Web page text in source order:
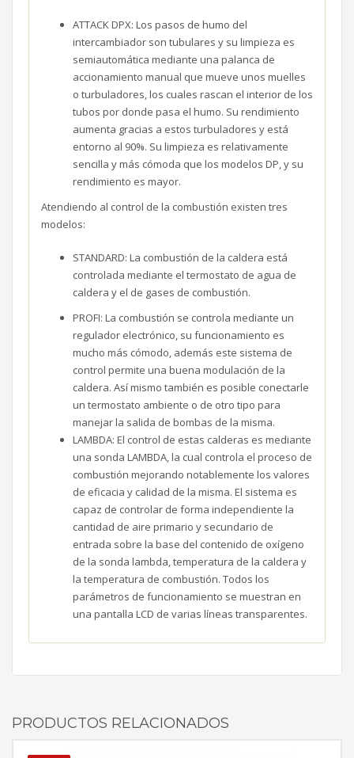
ATTACK DPX: Los pasos de humo del
intercambiador son tubulares y su limpieza es
semiautomática mediante una palanca de
accionamiento manual que mueve unos muelles
o turbuladores, los cuales rascan el interior de los
tubos por donde pasa el humo. Su rendimiento
aumenta gracias a estos turbuladores y está
entorno al 90%. Su limpieza es relativamente
sencilla y más cómoda que los modelos DP, y su
rendimiento es mayor.
Atendiendo al control de la combustión existen tres
modelos:
STANDARD: La combustión de la caldera está
controlada mediante el termostato de agua de
caldera y el de gases de combustión.
PROFI: La combustión se controla mediante un
regulador electrónico, su funcionamiento es
mucho más cómodo, además este sistema de
control permite una buena modulación de la
caldera. Así mismo también es posible conectarle
un termostato ambiente o de otro tipo para
manejar la salida de bombas de la misma.
LAMBDA: El control de estas calderas es mediante
una sonda LAMBDA, la cual controla el proceso de
combustión mejorando notablemente los valores
de eficacia y calidad de la misma. El sistema es
capaz de controlar de forma independiente la
cantidad de aire primario y secundario de
entrada sobre la base del contenido de oxígeno
de la sonda lambda, temperatura de la caldera y
la temperatura de combustión. Todos los
parámetros de funcionamiento se muestran en
una pantalla LCD de varias líneas transparentes.
PRODUCTOS RELACIONADOS